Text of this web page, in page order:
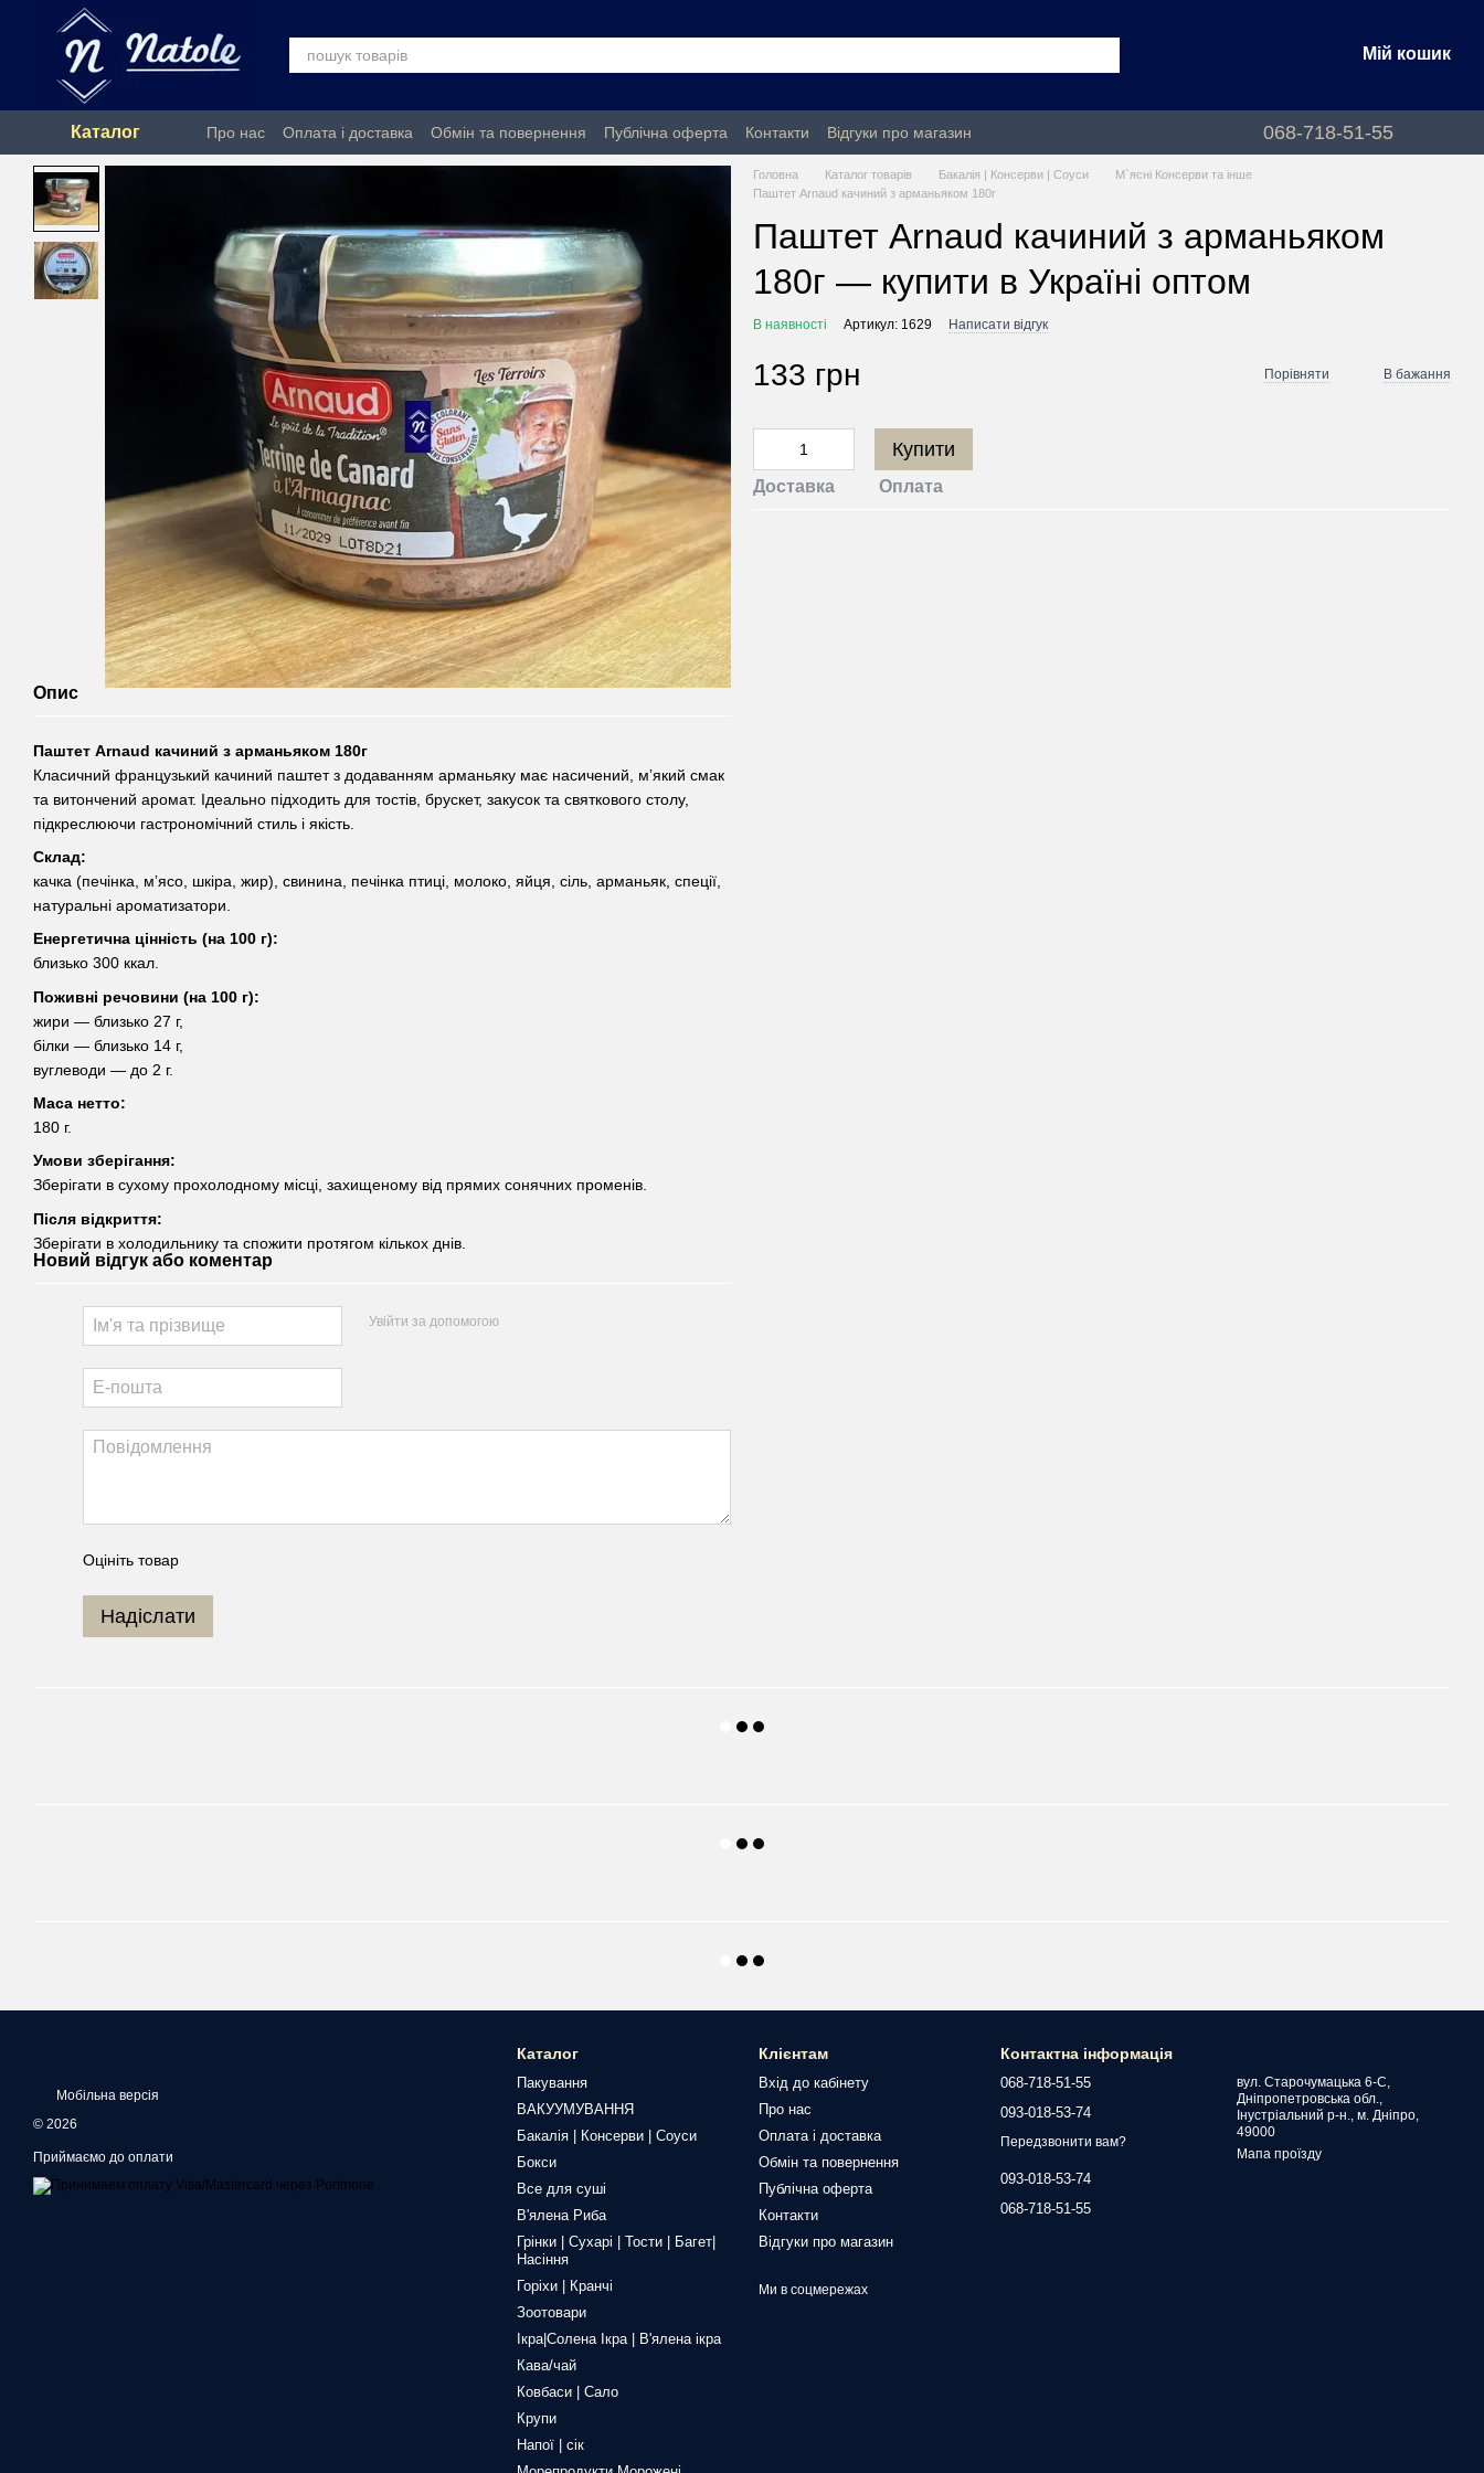
Перейти до основного контенту
Мій кошик
Каталог Про нас Оплата і доставка Обмін та повернення Публічна оферта Контакти Відгуки про магазин 068-718-51-55
Опис
Паштет Arnaud качиний з арманьяком 180г
Класичний французький качиний паштет з додаванням арманьяку має насичений, мʼякий смак
та витончений аромат. Ідеально підходить для тостів, брускет, закусок та святкового столу,
підкреслюючи гастрономічний стиль і якість.
Склад:
качка (печінка, мʼясо, шкіра, жир), свинина, печінка птиці, молоко, яйця, сіль, арманьяк, спеції,
натуральні ароматизатори.
Енергетична цінність (на 100 г):
близько 300 ккал.
Поживні речовини (на 100 г):
жири — близько 27 г,
білки — близько 14 г,
вуглеводи — до 2 г.
Маса нетто:
180 г.
Умови зберігання:
Зберігати в сухому прохолодному місці, захищеному від прямих сонячних променів.
Після відкриття:
Зберігати в холодильнику та спожити протягом кількох днів.
Новий відгук або коментар
Увійти за допомогою
Оцініть товар
Надіслати
Головна Каталог товарів Бакалія | Консерви | Соуси
М`ясні Консерви та інше
Паштет Arnaud качиний з арманьяком 180г
Паштет Arnaud качиний з арманьяком
180г — купити в Україні оптом
В наявності Артикул: 1629 Написати відгук
133 грн Порівняти В бажання
Купити
Доставка Оплата
Мобільна версія
© 2026
Приймаємо до оплати
Каталог
Пакування
ВАКУУМУВАННЯ
Бакалія | Консерви | Соуси
Бокси
Все для суші
В'ялена Риба
Грінки | Сухарі | Тости | Багет|
Насіння
Горіхи | Кранчі
Зоотовари
Ікра|Солена Ікра | В'ялена ікра
Кава/чай
Ковбаси | Сало
Крупи
Напої | сік
Клієнтам
Вхід до кабінету
Про нас
Оплата і доставка
Обмін та повернення
Публічна оферта
Контакти
Відгуки про магазин
Ми в соцмережах
Контактна інформація
068-718-51-55
093-018-53-74
Передзвонити вам?
093-018-53-74
068-718-51-55
вул. Старочумацька 6-С,
Дніпропетровська обл.,
Інустріальний р-н., м. Дніпро,
49000
Мапа проїзду